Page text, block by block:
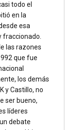
todo el
en la
esa
fraccionado.
las razones
que fue
los demás
y Castillo, no
ser bueno,
líderes
debate